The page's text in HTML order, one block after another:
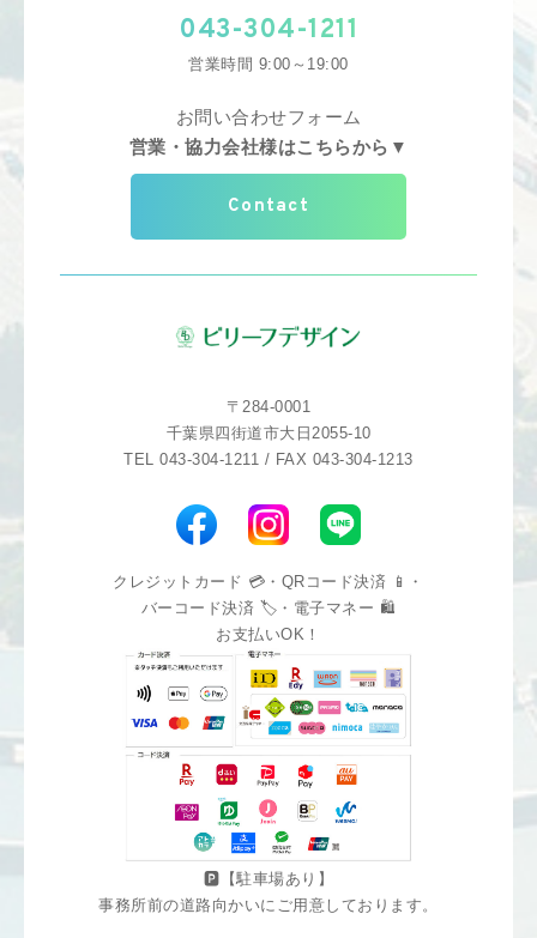
043-304-1211
営業時間 9:00～19:00
お問い合わせフォーム
営業・協力会社様はこちらから▼
Contact
〒284-0001
千葉県四街道市大日2055-10
TEL 043-304-1211 / FAX 043-304-1213
クレジットカード 💳・QRコード決済 📱・
バーコード決済 🏷️・電子マネー 🛍️
お支払いOK！
🅿️【駐車場あり】
事務所前の道路向かいにご用意しております。